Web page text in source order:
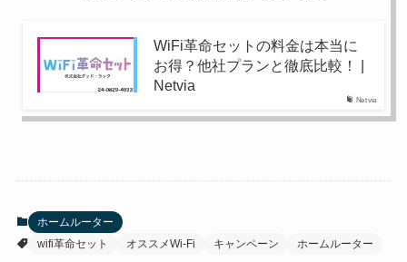
Netvia
WiFi革命セットの料金は本当に
お得？他社プランと徹底比較！ |
Netvia
ホームルーター
wifi革命セット
オススメWi-Fi キャンペーン ホームルーター